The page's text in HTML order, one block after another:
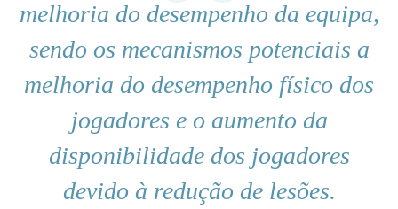
melhoria do desempenho da equipa,
sendo os mecanismos potenciais a
melhoria do desempenho físico dos
jogadores e o aumento da
disponibilidade dos jogadores
devido à redução de lesões.